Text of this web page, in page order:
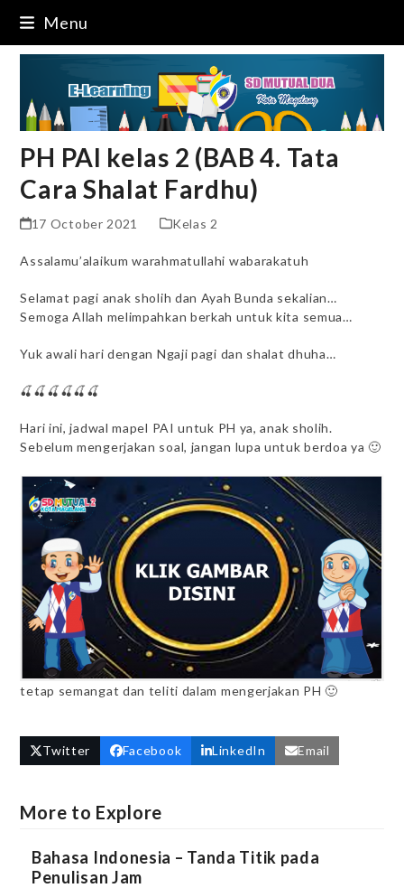
content
Menu
PH PAI kelas 2 (BAB 4. Tata
Cara Shalat Fardhu)
17 October 2021 Kelas 2
Assalamu’alaikum warahmatullahi wabarakatuh
Selamat pagi anak sholih dan Ayah Bunda sekalian…
Semoga Allah melimpahkan berkah untuk kita semua…
Yuk awali hari dengan Ngaji pagi dan shalat dhuha…
🍒🍒🍒🍒🍒🍒
Hari ini, jadwal mapel PAI untuk PH ya, anak sholih.
Sebelum mengerjakan soal, jangan lupa untuk berdoa ya 🙂
tetap semangat dan teliti dalam mengerjakan PH 🙂
Twitter Facebook LinkedIn Email
More to Explore
Bahasa Indonesia – Tanda Titik pada
Penulisan Jam